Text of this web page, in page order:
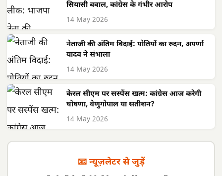
सियासी बवाल, कांग्रेस के गंभीर आरोप
14 May 2026
नेताजी की अंतिम विदाई: पोतियों का रुदन, अपर्णा
यादव ने संभाला
14 May 2026
केरल सीएम पर सस्पेंस खत्म: कांग्रेस आज करेगी
घोषणा, वेणुगोपाल या सतीशन?
14 May 2026
📧 न्यूज़लेटर से जुड़ें